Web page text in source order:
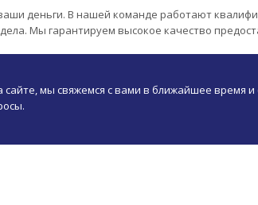
деньги. В нашей команде работают
Мы гарантируем высокое качество
мы свяжемся с вами в ближайшее время и